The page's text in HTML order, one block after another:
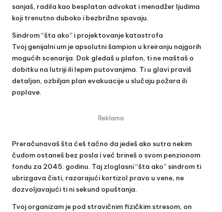
sanjaš, radila kao besplatan advokat i menadžer ljudima
koji trenutno duboko i bezbrižno spavaju.
Sindrom “šta ako” i projektovanje katastrofa
Tvoj genijalni um je apsolutni šampion u kreiranju najgorih
mogućih scenarija. Dok gledaš u plafon, ti ne maštaš o
dobitku na lutriji ili lepim putovanjima. Ti u glavi praviš
detaljan, ozbiljan plan evakuacije u slučaju požara ili
poplave.
Reklama
Preračunavaš šta ćeš tačno da jedeš ako sutra nekim
čudom ostaneš bez posla i već brineš o svom penzionom
fondu za 2045. godinu. Taj zloglasni “šta ako” sindrom ti
ubrizgava čisti, razarajući kortizol pravo u vene, ne
dozvoljavajući ti ni sekund opuštanja.
Tvoj organizam je pod stravičnim fizičkim stresom, on